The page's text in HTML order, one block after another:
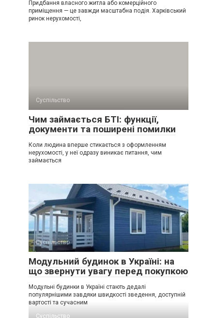
Придбання власного житла або комерційного
приміщення — це завжди масштабна подія. Харківський
ринок нерухомості,
Суспільство
Чим займається БТІ: функції,
документи та поширені помилки
Коли людина вперше стикається з оформленням
нерухомості, у неї одразу виникає питання, чим
займається
Суспільство
Модульний будинок в Україні: на
що звернути увагу перед покупкою
Модульні будинки в Україні стають дедалі
популярнішими завдяки швидкості зведення, доступній
вартості та сучасним
Суспільство